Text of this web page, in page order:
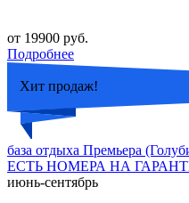
от 19900 руб.
Подробнее
Хит продаж!
база отдыха Премьера
ЕСТЬ НОМЕРА НА
июнь-сентябрь